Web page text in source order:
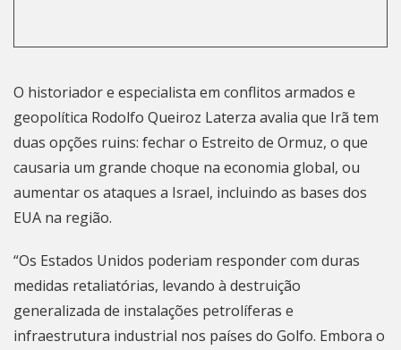
O historiador e especialista em conflitos armados e
geopolítica Rodolfo Queiroz Laterza avalia que Irã tem
duas opções ruins: fechar o Estreito de Ormuz, o que
causaria um grande choque na economia global, ou
aumentar os ataques a Israel, incluindo as bases dos
EUA na região.
“Os Estados Unidos poderiam responder com duras
medidas retaliatórias, levando à destruição
generalizada de instalações petrolíferas e
infraestrutura industrial nos países do Golfo. Embora o